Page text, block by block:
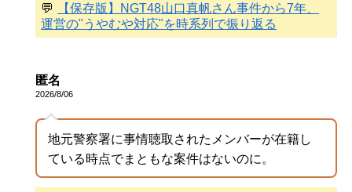
💬
【保存版】NGT48山口真帆さん事件から7年、
運営の"うやむや対応"を時系列で振り返る
匿名
2026/8/06
地元警察署に事情聴取されたメンバーが在籍し
ている時点でまともな案件はないのに。